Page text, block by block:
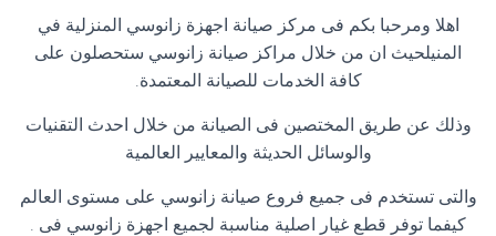
اهلا ومرحبا بكم فى مركز صيانة اجهزة زانوسي المنزلية في
المنيلحيث ان من خلال مراكز صيانة زانوسي ستحصلون على
كافة الخدمات للصيانة المعتمدة.
وذلك عن طريق المختصين فى الصيانة من خلال احدث التقنيات
والوسائل الحديثة والمعايير العالمية
والتى تستخدم فى جميع فروع صيانة زانوسي على مستوى العالم
كيفما توفر قطع غيار اصلية مناسبة لجميع اجهزة زانوسي فى .